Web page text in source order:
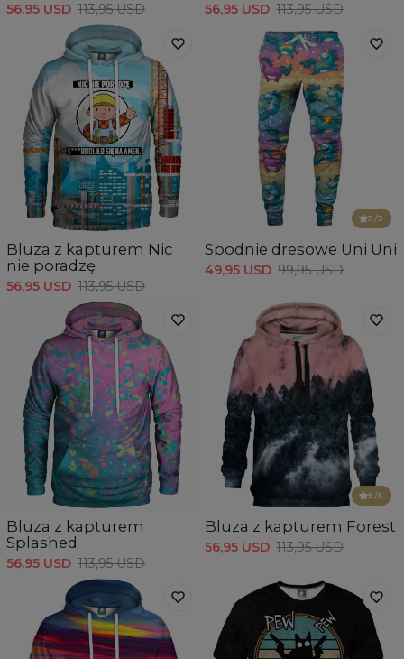
56,95 USD 113,95 USD 56,95 USD 113,95 USD
Bluza z kapturem Nic
nie poradzę
56,95 USD 113,95 USD
5/5
Spodnie dresowe Uni Uni
49,95 USD 99,95 USD
Bluza z kapturem
Splashed
56,95 USD 113,95 USD
5/5
Bluza z kapturem Forest
56,95 USD 113,95 USD